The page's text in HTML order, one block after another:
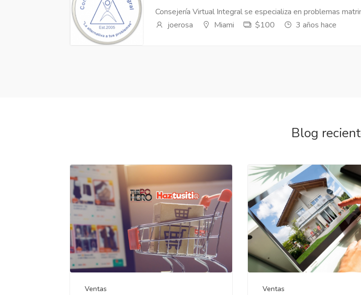
Consejería Virtual Integral se especializa en problemas
joerosa
Miami $100 3 años hace
Blog
Ventas Ventas